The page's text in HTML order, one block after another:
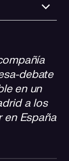
redes
y
debate
en un
a los
España